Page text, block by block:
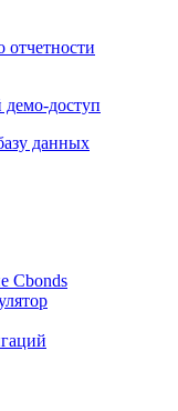
отчетности
демо-доступ
данных
Cbonds